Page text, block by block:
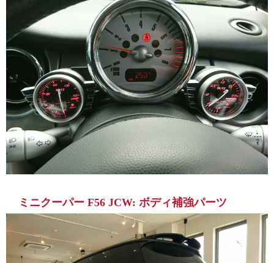
ミニクーパー F56 JCW: ボディ補強パーツ